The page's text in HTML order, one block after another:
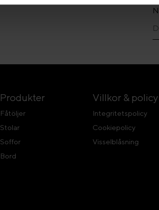
Produkter
Fåtöljer
Stolar
Soffor
Bord
Villkor & policy
Integritetspolicy
Cookiepolicy
Visselblåsning